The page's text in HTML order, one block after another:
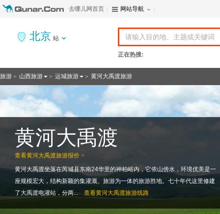
去哪儿网首页 网站导航
北京 站
正在热搜:
旅游 > 山西旅游 > 运城旅游 > 黄河大禹渡旅游
查看黄河大禹渡旅游报价 >
黄河大禹渡
黄河大禹渡坐落在芮城县东南24华里的神柏峪内，它依山傍水，环境优美是一
座规模宏大，结构新颖的集灌溉、旅游为一体的旅游胜地。七十年代这里修建
了大禹渡电灌站，分两...
查看黄河大禹渡旅游线路